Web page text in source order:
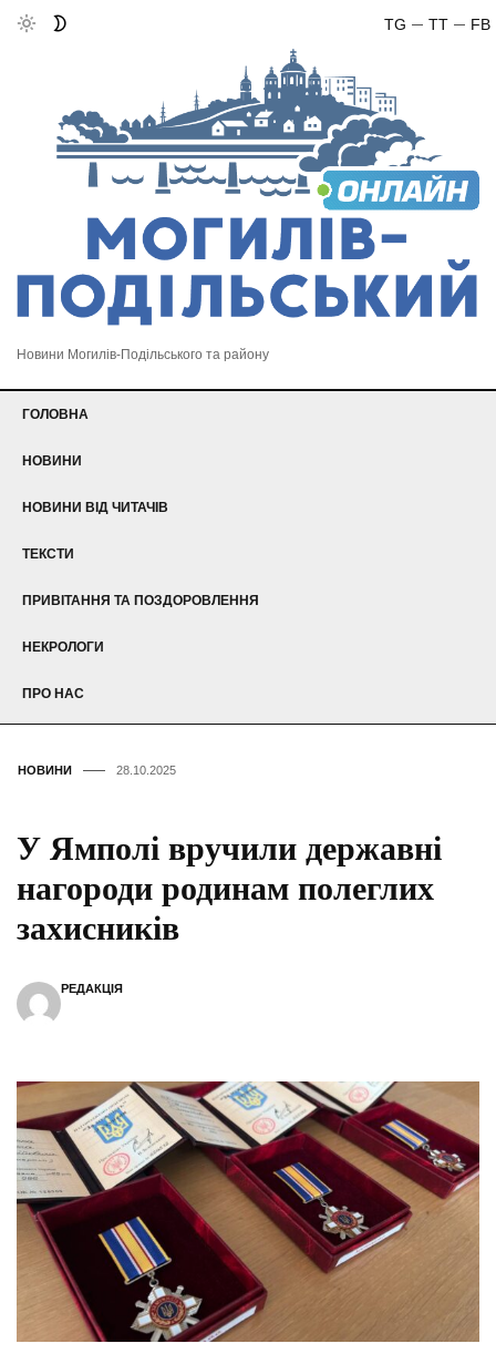
FB
TT
TG
Новини Могилів-Подільського та району
ГОЛОВНА
НОВИНИ
НОВИНИ ВІД ЧИТАЧІВ
ТЕКСТИ
ПРИВІТАННЯ ТА ПОЗДОРОВЛЕННЯ
НЕКРОЛОГИ
ПРО НАС
НОВИНИ 28.10.2025
У Ямполі вручили державні
нагороди родинам полеглих
захисників
РЕДАКЦІЯ